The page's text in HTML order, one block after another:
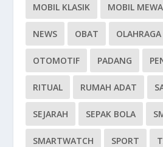
MOBIL KLASIK MOBIL
NEWS OBAT OLAHRAGA
OTOMOTIF PADANG
RITUAL RUMAH ADAT
SEJARAH SEPAK BOLA
SMARTWATCH SPORT